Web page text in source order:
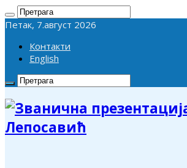
Петак, 7.август 2026
Контакти
English
Лепосавић